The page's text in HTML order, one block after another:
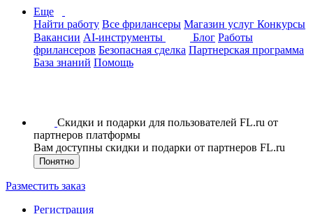
Еще
Найти работу Все фрилансеры Магазин услуг Конкурсы
Вакансии AI-инструменты Блог Работы
фрилансеров Безопасная сделка Партнерская программа
База знаний Помощь
Скидки и подарки для пользователей FL.ru от
партнеров платформы
Вам доступны скидки и подарки от партнеров FL.ru
Понятно
Разместить заказ
Регистрация